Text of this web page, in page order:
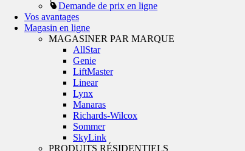
Demande de prix en ligne
Vos avantages
Magasin en ligne
MAGASINER PAR MARQUE
AllStar
Genie
LiftMaster
Linear
Lynx
Manaras
Richards-Wilcox
Sommer
SkyLink
PRODUITS RÉSIDENTIELS